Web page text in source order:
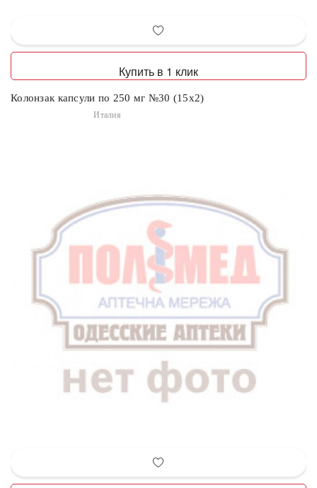
Купить в 1 клик
Колонзак капсули по 250 мг №30 (15х2)
Италия